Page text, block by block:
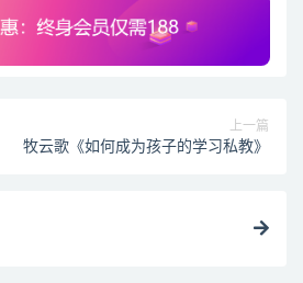
上一篇
牧云歌《如何成为孩子的学习私教》